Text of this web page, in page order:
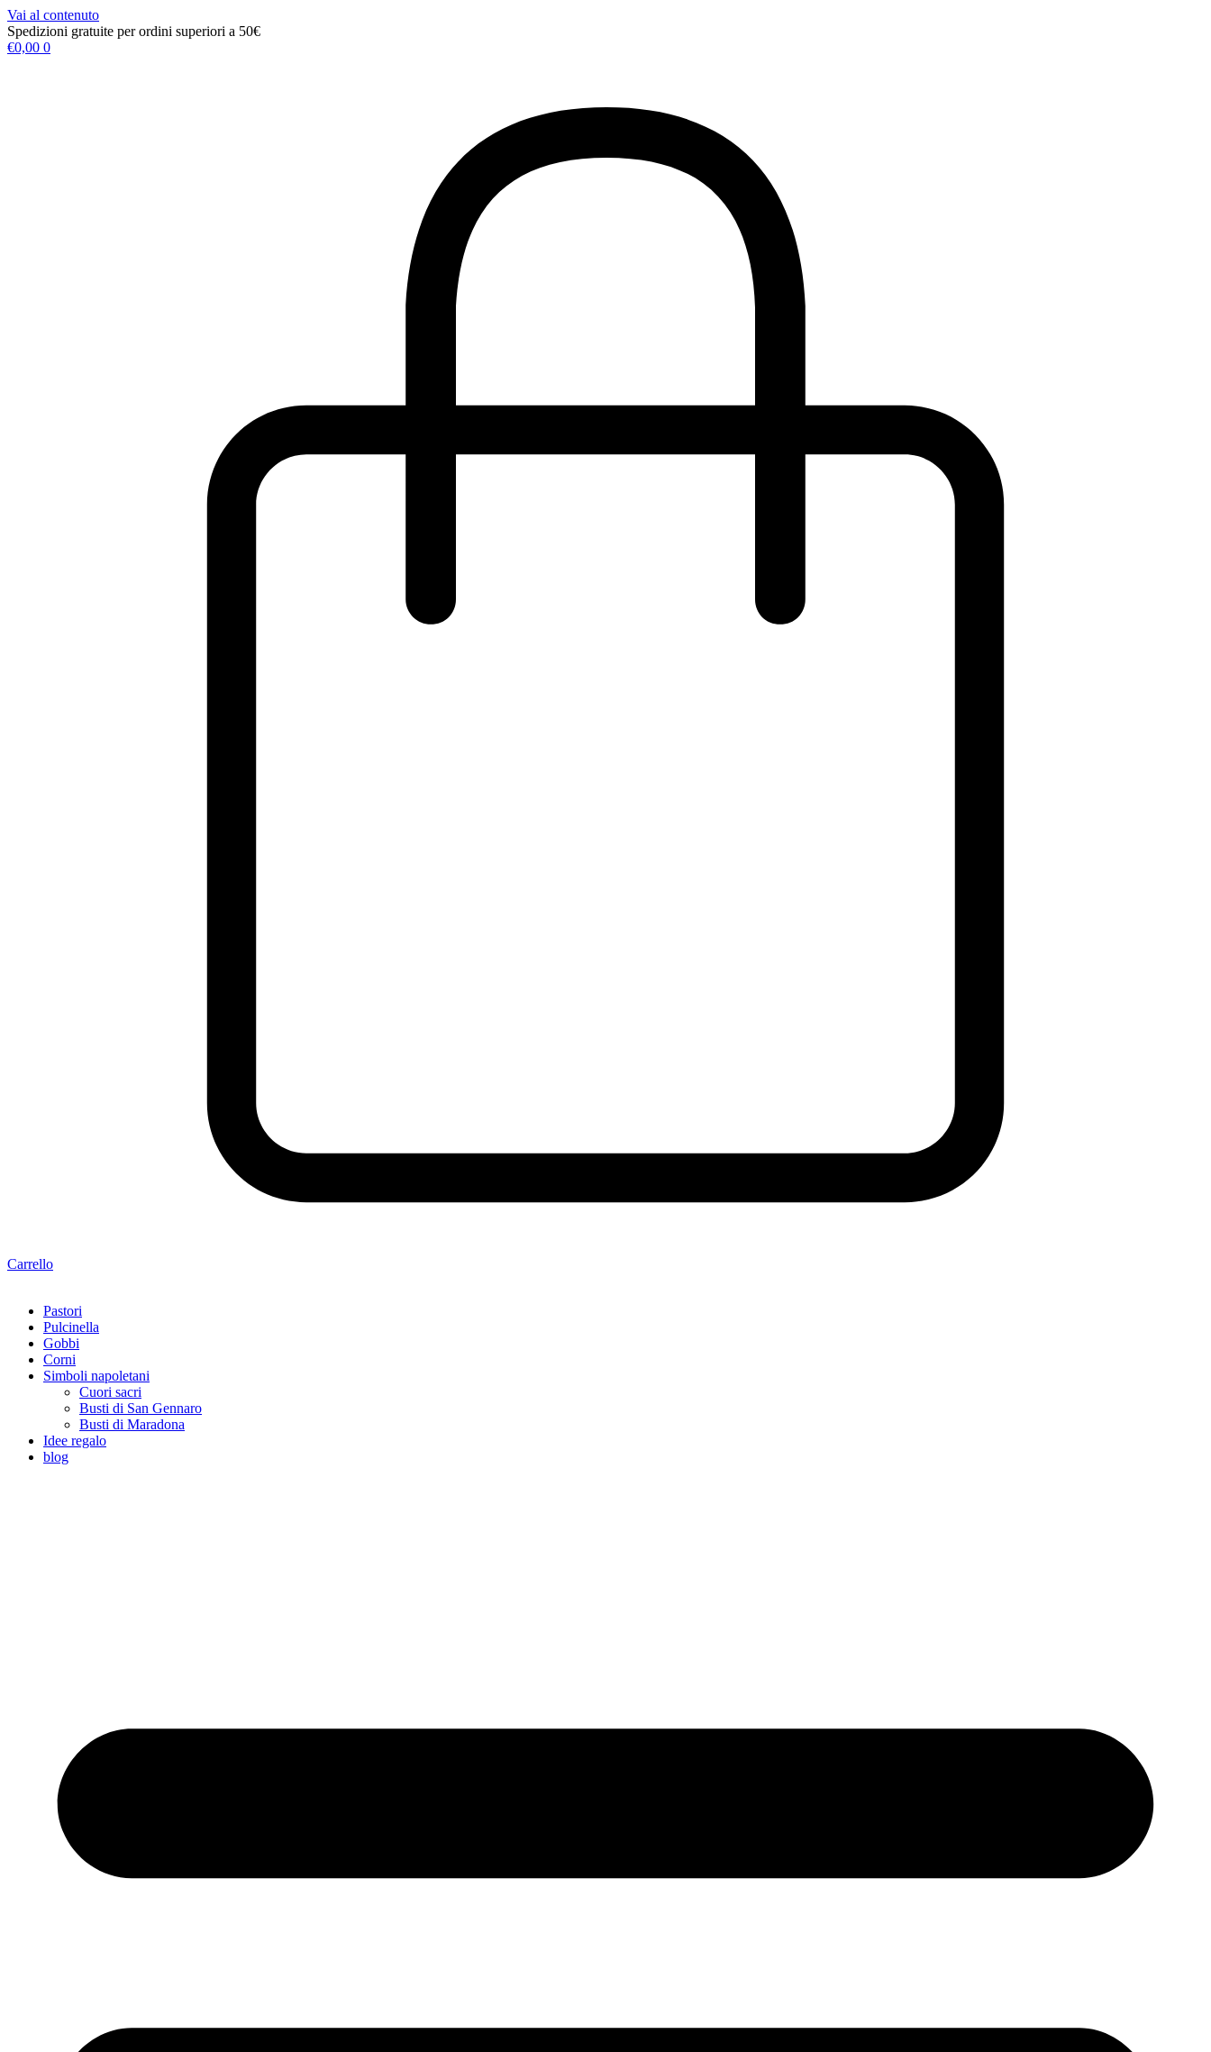
Vai al contenuto
Spedizioni gratuite per ordini superiori a 50€
€0,00 0
Carrello
Pastori
Pulcinella
Gobbi
Corni
Simboli napoletani
Cuori sacri
Busti di San Gennaro
Busti di Maradona
Idee regalo
blog